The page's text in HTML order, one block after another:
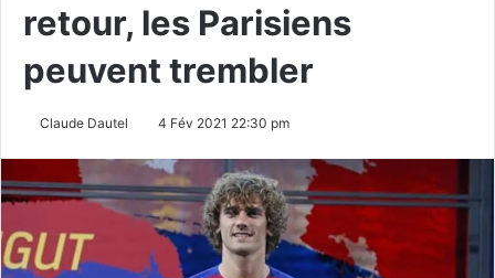
retour, les Parisiens
peuvent trembler
Claude Dautel 4 Fév 2021 22:30 pm